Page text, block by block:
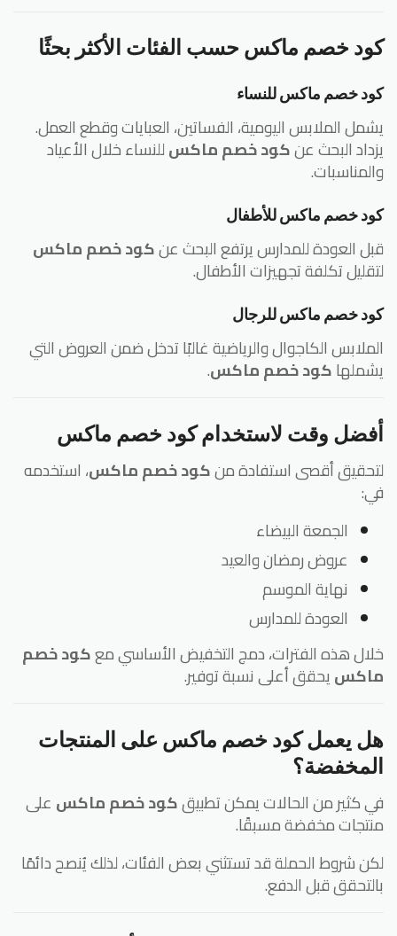
خصم ماكس حسب الفئات الأكثر بحثًا
خصم ماكس للنساء
الملابس اليومية، الفساتين، العبايات وقطع العمل.
البحث عنكود خصم ماكسللنساء خلال الأعياد
خصم ماكس للأطفال
العودة للمدارس يرتفع البحث عنكود خصم ماكس
تكلفة تجهيزات الأطفال.
خصم ماكس للرجال
الكاجوال والرياضية غالبًا تدخل ضمن العروض التي
كود خصم ماكس.
وقت لاستخدام كود خصم ماكس
أقصى استفادة منكود خصم ماكس، استخدمه
الجمعة البيضاء
عروض رمضان والعيد
نهاية الموسم
العودة للمدارس
هذه الفترات، دمج التخفيض الأساسي معكود خصم
يحقق أعلى نسبة توفير.
يعمل كود خصم ماكس على المنتجات
كثير من الحالات يمكن تطبيقكود خصم ماكسعلى
مخفضة مسبقًا.
شروط الحملة قد تستثني بعض الفئات، لذلك يُنصح دائمًا
قبل الدفع.